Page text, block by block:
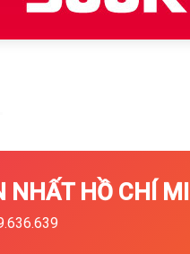
NHẤT HỒ CHÍ